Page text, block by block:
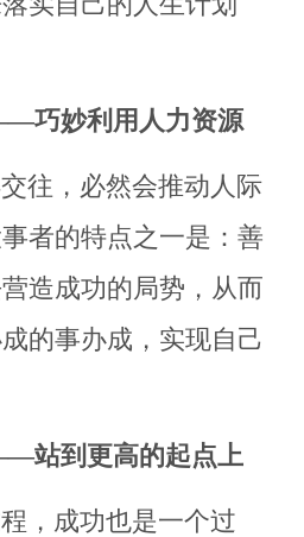
巧妙利用人力资源
往，必然会推动人际
者的特点之一是：善
造成功的局势，从而
的事办成，实现自己
站到更高的起点上
，成功也是一个过